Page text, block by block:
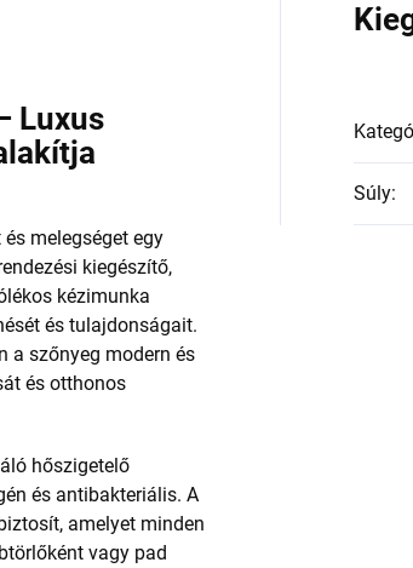
Luxus
melegséget egy
kiegészítő,
kézimunka
és tulajdonságait.
a szőnyeg modern és
és otthonos
hőszigetelő
és antibakteriális. A
amelyet minden
vagy pad
Súly: